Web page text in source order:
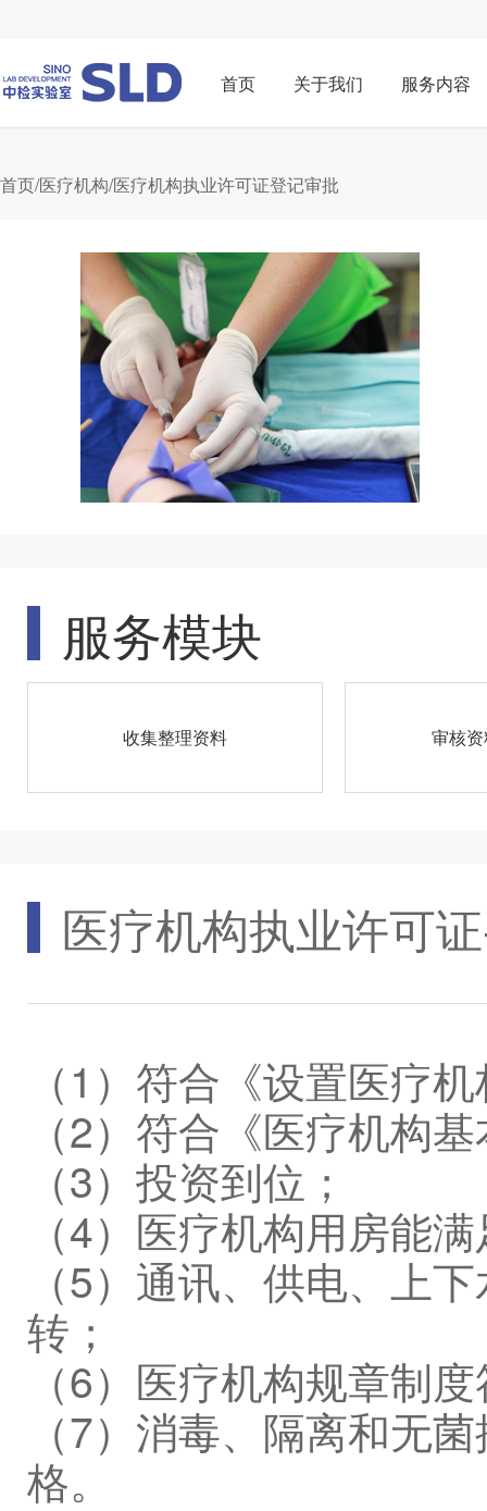
首页 关于我们 服务内容
首页/医疗机构/医疗机构执业许可证登记审批
服务模块
收集整理资料 审核
医疗机构执业许可
（1）符合《设置医疗
（2）符合《医疗机构
（3）投资到位；
（4）医疗机构用房能
（5）通讯、供电、上
转；
（6）医疗机构规章制
（7）消毒、隔离和无
格。